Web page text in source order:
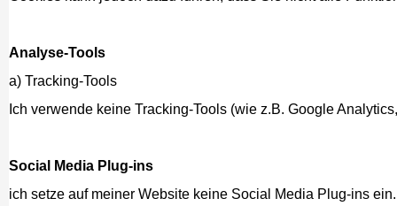
Analyse-Tools
a) Tracking-Tools
Ich verwende keine Tracking-Tools (wie z.B. Google
Social Media Plug-ins
ich setze auf meiner Website keine Social Media Plug-ins ein.